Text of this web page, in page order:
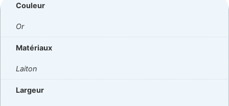
Couleur
Or
Matériaux
Laiton
Largeur